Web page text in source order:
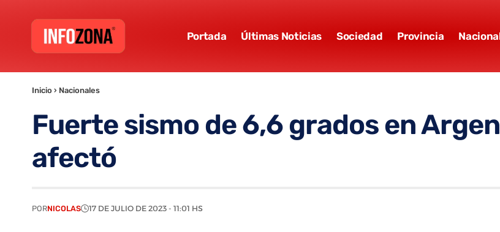
Portada Últimas Noticias Sociedad Provincia
Inicio › Nacionales
Fuerte sismo de 6,6 grados en
afectó
PORNICOLAS 17 DE JULIO DE 2023 - 11:01 HS